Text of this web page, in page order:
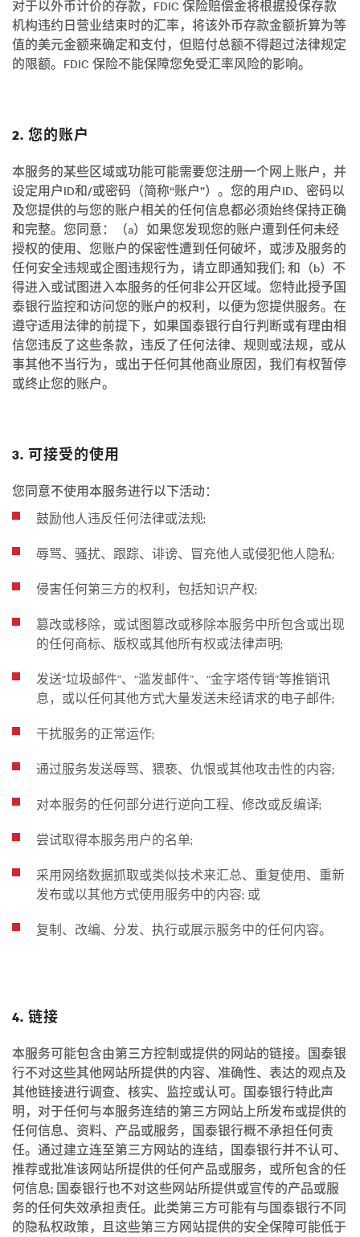
对于以外币计价的存款，FDIC 保险赔偿金将根据投保存款
机构违约日营业结束时的汇率，将该外币存款金额折算为等
值的美元金额来确定和支付，但赔付总额不得超过法律规定
的限额。FDIC 保险不能保障您免受汇率风险的影响。
2. 您的账户
本服务的某些区域或功能可能需要您注册一个网上账户，并
设定用户ID和/或密码（简称“账户”）。您的用户ID、密码以
及您提供的与您的账户相关的任何信息都必须始终保持正确
和完整。您同意：（a）如果您发现您的账户遭到任何未经
授权的使用、您账户的保密性遭到任何破坏，或涉及服务的
任何安全违规或企图违规行为，请立即通知我们; 和（b）不
得进入或试图进入本服务的任何非公开区域。您特此授予国
泰银行监控和访问您的账户的权利，以便为您提供服务。在
遵守适用法律的前提下，如果国泰银行自行判断或有理由相
信您违反了这些条款，违反了任何法律、规则或法规，或从
事其他不当行为，或出于任何其他商业原因，我们有权暂停
或终止您的账户。
3. 可接受的使用
您同意不使用本服务进行以下活动：
鼓励他人违反任何法律或法规;
辱骂、骚扰、跟踪、诽谤、冒充他人或侵犯他人隐私;
侵害任何第三方的权利，包括知识产权;
篡改或移除，或试图篡改或移除本服务中所包含或出现
的任何商标、版权或其他所有权或法律声明;
发送“垃圾邮件”、“滥发邮件”、“金字塔传销”等推销讯
息，或以任何其他方式大量发送未经请求的电子邮件;
干扰服务的正常运作;
通过服务发送辱骂、猥亵、仇恨或其他攻击性的内容;
对本服务的任何部分进行逆向工程、修改或反编译;
尝试取得本服务用户的名单;
采用网络数据抓取或类似技术来汇总、重复使用、重新
发布或以其他方式使用服务中的内容; 或
复制、改编、分发、执行或展示服务中的任何内容。
4. 链接
本服务可能包含由第三方控制或提供的网站的链接。国泰银
行不对这些其他网站所提供的内容、准确性、表达的观点及
其他链接进行调查、核实、监控或认可。国泰银行特此声
明，对于任何与本服务连结的第三方网站上所发布或提供的
任何信息、资料、产品或服务，国泰银行概不承担任何责
任。通过建立连至第三方网站的连结，国泰银行并不认可、
推荐或批准该网站所提供的任何产品或服务，或所包含的任
何信息; 国泰银行也不对这些网站所提供或宣传的产品或服
务的任何失效承担责任。此类第三方可能有与国泰银行不同
的隐私权政策，且这些第三方网站提供的安全保障可能低于